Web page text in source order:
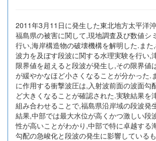
2011年3月11日に発生した東北地方太平洋
福島県の被害に関して,現地調査及び数値シ
行い,海岸構造物の破壊機構を解明した.また
波力を及ぼす段波に関する水理実験を行い,
限界値を超えると段波が発生し,その限界値
が緩やかなほど小さくなることが分かった.
に作用する衝撃波圧は,入射波前面の波面勾
ど大きくなることが確認された.実験結果を
組み合わせることで,福島県沿岸域の段波発
結果,中部では最大水位が高くかつ激しい段
性が高いことがわかり,中部で特に卓越する
勾配の急峻化と段波の発生に影響している